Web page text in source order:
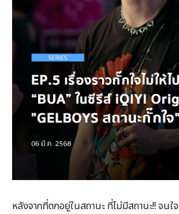
หลังจากที่ตกอยู่ในสถานะ ที่ไม่มีสถานะ!! จนใ